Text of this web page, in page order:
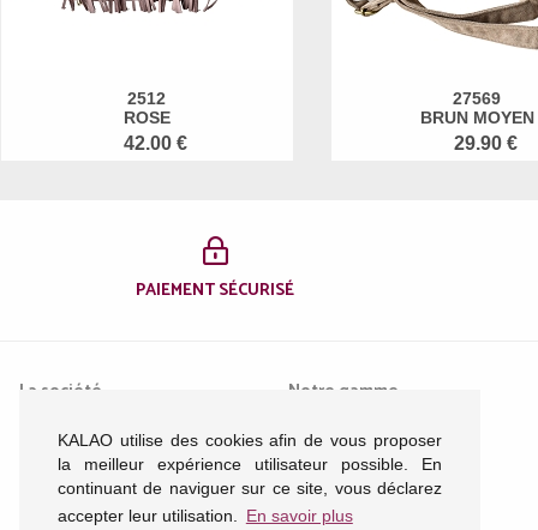
KALAO utilise des cookies afin de vous proposer
la meilleur expérience utilisateur possible. En
continuant de naviguer sur ce site, vous déclarez
accepter leur utilisation.
En savoir plus
2512
ROSE
42.00 €
27569
BRUN MOYEN
29.90 €
PAIEMENT SÉCURISÉ
La société
Mentions légales
Conditions générales de
Notre gamme
Femme
Homme
Enfant